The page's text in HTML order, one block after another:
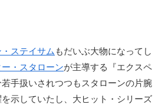
ステイサム もだいぶ大物になってし
・スタローンが主導する『エクスペ
手扱いされつつもスタローンの片腕
示していたし、大ヒット・シリーズ